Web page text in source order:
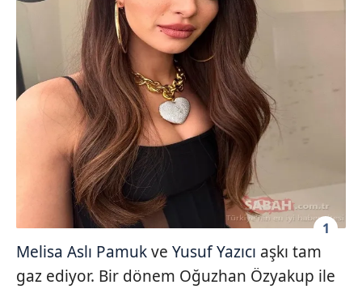
1
Melisa Aslı Pamukve Yusuf Yazıcı aşkı tam
gaz ediyor. Bir dönem Oğuzhan Özyakup ile